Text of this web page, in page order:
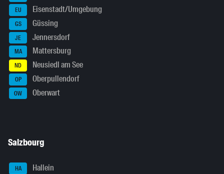
EU Eisenstadt/Umgebung
GS Güssing
JE Jennersdorf
MA Mattersburg
ND Neusiedl am See
OP Oberpullendorf
OW Oberwart
Salzbourg
HA Hallein